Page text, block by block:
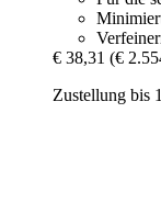
€ 38,31 (€
Zustellung bis